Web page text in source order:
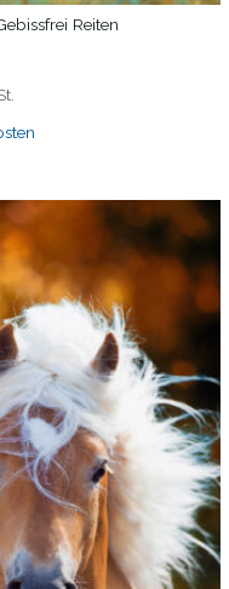
Reiten